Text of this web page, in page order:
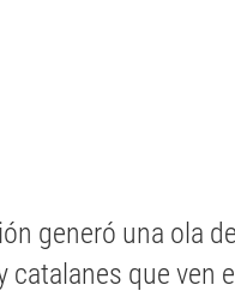
generó una ola
catalanes que ven